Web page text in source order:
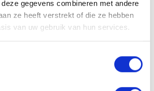
gegevens combineren met andere
ze heeft verstrekt of die ze hebben
van uw gebruik van hun services.
6,10 X BODEMLIJM AFMETING 6,10 X